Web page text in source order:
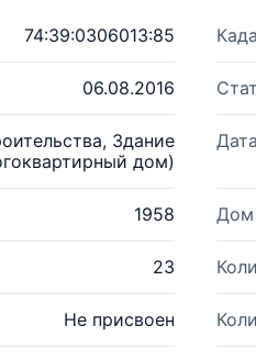
74:39:0306013:85
06.08.2016
Здание
дом)
1958 Дом
23
Не присвоен